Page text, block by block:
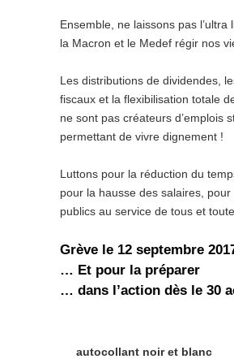
Ensemble, ne laissons pas l’ultra
la Macron et le Medef régir nos
Les distributions de dividendes,
fiscaux et la flexibilisation totale
ne sont pas créateurs d’emplois
permettant de vivre dignement !
Luttons pour la réduction du
pour la hausse des salaires,
publics au service de tous et
Grève le 12 septembre
… Et pour la préparer
… dans l’action dès le 30
autocollant noir et blanc